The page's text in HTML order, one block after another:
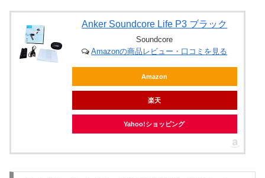
Anker Soundcore Life P3 ブラック
Soundcore
Amazonの商品レビュー・口コミを見る
Amazon
楽天
Yahoo!ショッピング